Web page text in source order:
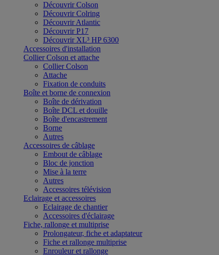
Découvrir Colson
Découvrir Colring
Découvrir Atlantic
Découvrir P17
Découvrir XL³ HP 6300
Accessoires d'installation
Collier Colson et attache
Collier Colson
Attache
Fixation de conduits
Boîte et borne de connexion
Boîte de dérivation
Boîte DCL et douille
Boîte d'encastrement
Borne
Autres
Accessoires de câblage
Embout de câblage
Bloc de jonction
Mise à la terre
Autres
Accessoires télévision
Eclairage et accessoires
Eclairage de chantier
Accessoires d'éclairage
Fiche, rallonge et multiprise
Prolongateur, fiche et adaptateur
Fiche et rallonge multiprise
Enrouleur et rallonge